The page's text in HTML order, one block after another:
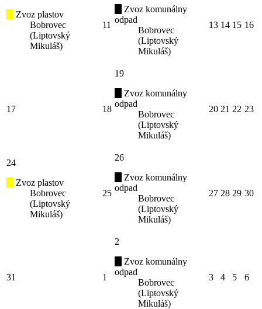
Zvoz plastov
Bobrovec
(Liptovský
Mikuláš)
11
Zvoz komunálny
odpad
Bobrovec
(Liptovský
Mikuláš)
13 14 15 16
17 18
19
Zvoz komunálny
odpad
Bobrovec
(Liptovský
Mikuláš)
20 21 22 23
24
Zvoz plastov
Bobrovec
(Liptovský
Mikuláš)
25
26
Zvoz komunálny
odpad
Bobrovec
(Liptovský
Mikuláš)
27 28 29 30
31 1
2
Zvoz komunálny
odpad
Bobrovec
(Liptovský
Mikuláš)
3 4 5 6